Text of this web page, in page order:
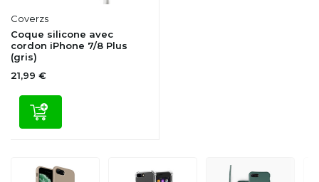
Coverzs
Coque silicone avec
cordon iPhone 7/8 Plus
(gris)
21,99 €